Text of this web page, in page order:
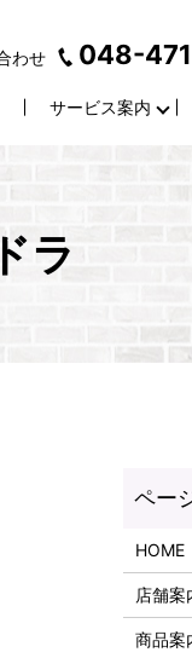
わせ 048-
サービス案内
ラ
HOME
店舗案
商品案